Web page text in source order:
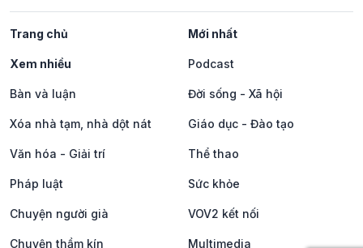
Trang chủ Mới nhất
Xem nhiều Podcast
Bàn và luận Đời sống - Xã hội
Xóa nhà tạm, nhà dột nát Giáo dục - Đào tạo
Văn hóa - Giải trí Thể thao
Pháp luật Sức khỏe
Chuyện người già VOV2 kết nối
Chuyện thầm kín Multimedia